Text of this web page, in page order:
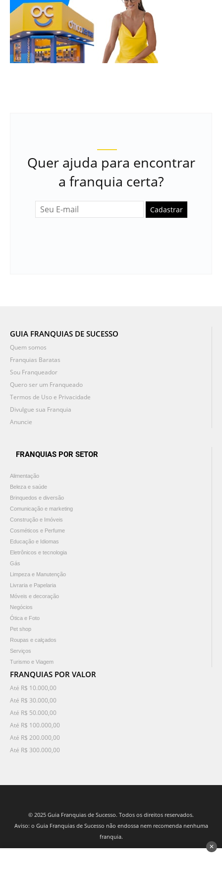
Quer ajuda para encontrar
a franquia certa?
Cadastrar
GUIA FRANQUIAS DE SUCESSO
Quem somos
Franquias Baratas
Sou Franqueador
Quero ser um Franqueado
Termos de Uso e Privacidade
Divulgue sua Franquia
Anuncie
FRANQUIAS POR SETOR
Alimentação
Beleza e saúde
Brinquedos e diversão
Comunicação e marketing
Construção e Imóveis
Cosméticos e Perfume
Educação e Idiomas
Eletrônicos e tecnologia
Gás
Limpeza e Manutenção
Livraria e Papelaria
Móveis e decoração
Negócios
Ótica e Foto
Pet shop
Roupas e calçados
Serviços
Turismo e Viagem
FRANQUIAS POR VALOR
Até R$ 10.000,00
Até R$ 30.000,00
Até R$ 50.000,00
Até R$ 100.000,00
Até R$ 200.000,00
Até R$ 300.000,00
© 2025 Guia Franquias de Sucesso. Todos os direitos reservados.
Aviso: o Guia Franquias de Sucesso não endossa nem recomenda nenhuma
franquia.
✕